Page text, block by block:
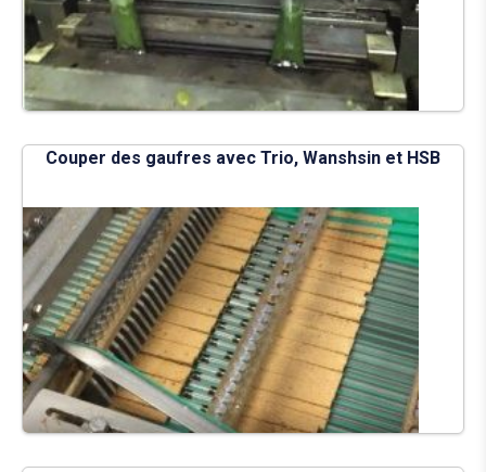
Couper des gaufres avec Trio, Wanshsin et HSB